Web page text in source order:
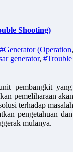
Shooting)
#Generator (Operation,
generator,
pembangkit
pemeliharaan
terhadap
pengetahuan
mulanya.